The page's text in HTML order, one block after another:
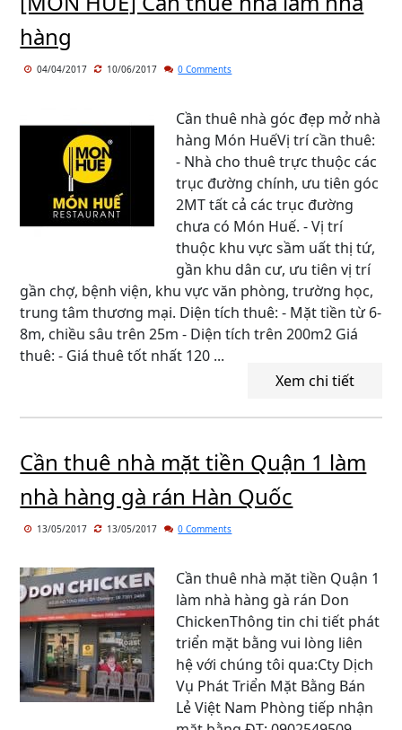
hàng
04/04/2017 10/06/2017 0 Comments
Cần thuê nhà góc đẹp mở nhà
hàng Món HuếVị trí cần thuê:
- Nhà cho thuê trực thuộc các
trục đường chính, ưu tiên góc
2MT tất cả các trục đường
chưa có Món Huế. - Vị trí
thuộc khu vực sầm uất thị tứ,
gần khu dân cư, ưu tiên vị trí
gần chợ, bệnh viện, khu vực văn phòng, trường học,
trung tâm thương mại. Diện tích thuê: - Mặt tiền từ 6-
8m, chiều sâu trên 25m - Diện tích trên 200m2 Giá
thuê: - Giá thuê tốt nhất 120 ...
Xem chi tiết
Cần thuê nhà mặt tiền Quận 1 làm
nhà hàng gà rán Hàn Quốc
13/05/2017 13/05/2017 0 Comments
Cần thuê nhà mặt tiền Quận 1
làm nhà hàng gà rán Don
ChickenThông tin chi tiết phát
triển mặt bằng vui lòng liên
hệ với chúng tôi qua:Cty Dịch
Vụ Phát Triển Mặt Bằng Bán
Lẻ Việt Nam Phòng tiếp nhận